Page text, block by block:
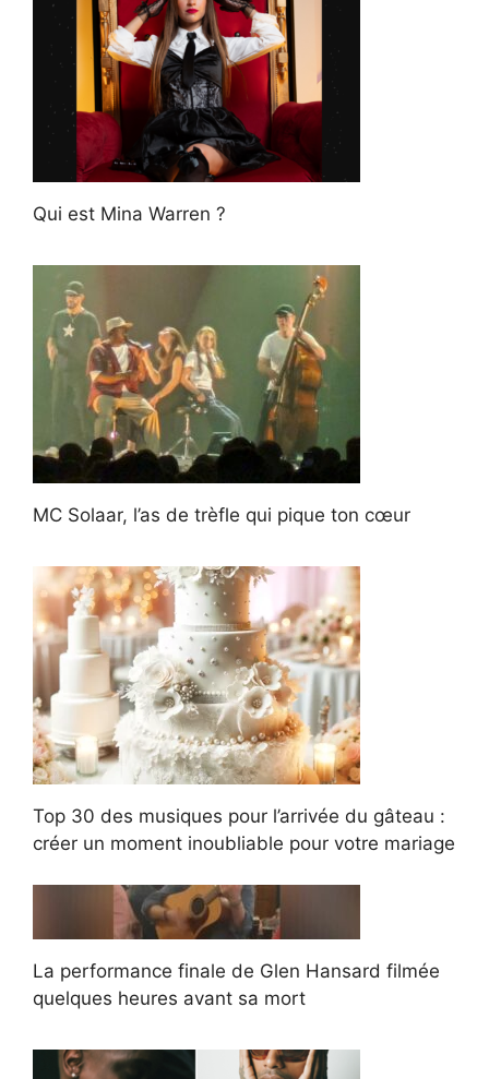
Qui est Mina Warren ?
MC Solaar, l’as de trèfle qui pique ton cœur
Top 30 des musiques pour l’arrivée du gâteau :
créer un moment inoubliable pour votre mariage
La performance finale de Glen Hansard filmée
quelques heures avant sa mort